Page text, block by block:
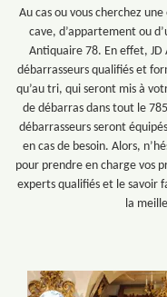
Au cas ou vous cherchez
cave, d’appartement ou
Antiquaire 78. En effet, JD
débarrasseurs qualifiés et
qu’au tri, qui seront mis à
de débarras dans tout le
débarrasseurs seront
en cas de besoin. Alors,
pour prendre en charge vos
experts qualifiés et le savoir
la